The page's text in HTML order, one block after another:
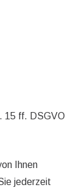
15 ff. DSGVO
Ihnen
jederzeit